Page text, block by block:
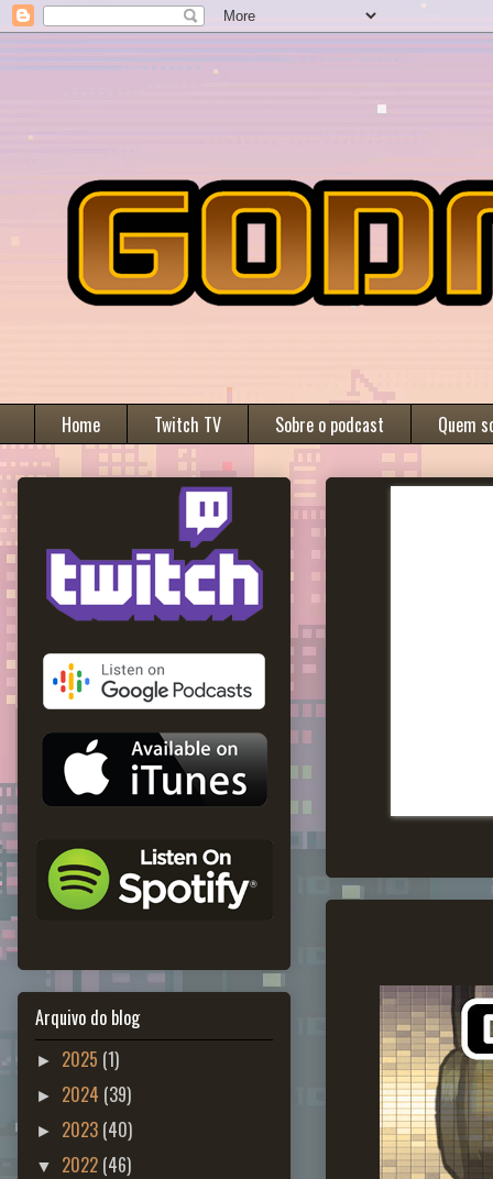
Home Twitch TV Sobre o podcast Quem
Arquivo do blog
► 2025 (1)
► 2024 (39)
► 2023 (40)
▼ 2022 (46)